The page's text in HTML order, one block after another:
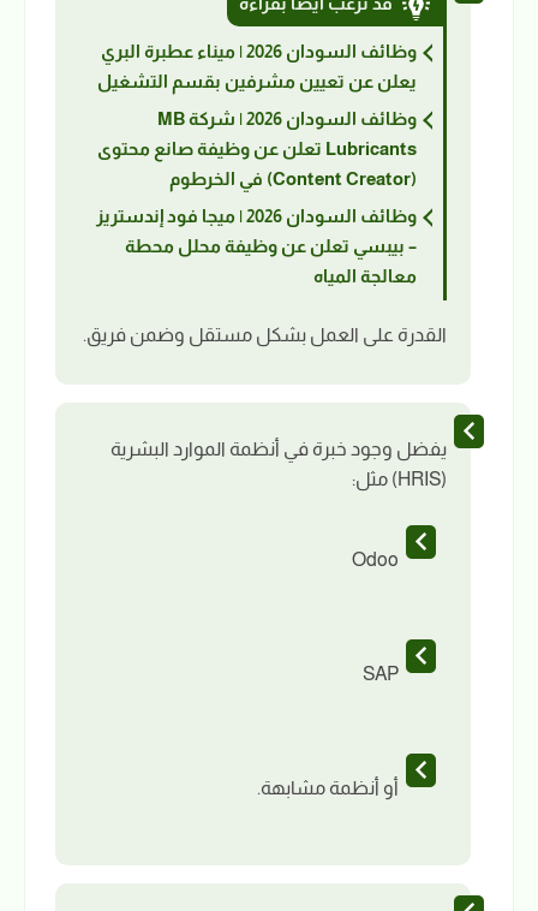
وظائف السودان 2026 | ميناء عطبرة البري
يعلن عن تعيين مشرفين بقسم التشغيل
وظائف السودان 2026 | شركة MB
Lubricants تعلن عن وظيفة صانع محتوى
(Content Creator) في الخرطوم
وظائف السودان 2026 | ميجا فود إندستريز
– بيبسي تعلن عن وظيفة محلل محطة
معالجة المياه
القدرة على العمل بشكل مستقل وضمن فريق.
يفضل وجود خبرة في أنظمة الموارد البشرية
(HRIS) مثل:
Odoo
SAP
أو أنظمة مشابهة.